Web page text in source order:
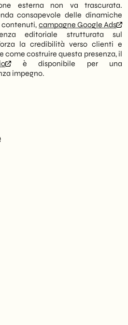
esterna non va trascurata.
consapevole delle dinamiche
campagne Google Ads
editoriale strutturata sul
la credibilità verso clienti e
come costruire questa presenza, il
è disponibile per una
impegno.